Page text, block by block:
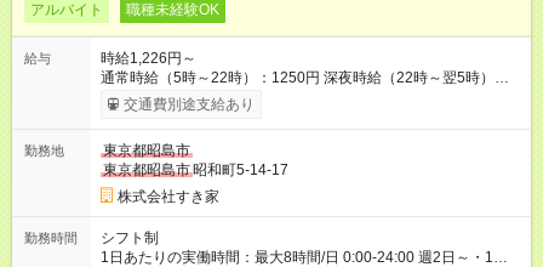
アルバイト 職種未経験OK
給与
時給1,226円～
通常時給（5時～22時）：1250円 深夜時給（22時～翌5時）：
1563円 高校生時給：1226円 【特別手当】早朝手当（5：00-9：
00）時給+150円 【試用期間】試用期間あり 試用期間の長さ：1
30日（※条件変更なし）ですが、切り上げで一ヶ月とさせてい
ただきます。 研修制度あり：15時間(研修中も同時給）
交通費別途支給あり
勤務地
東京都昭島市
東京都昭島市 昭和町5-14-17
株式会社すき家
勤務時間
シフト制
1日あたりの実働時間：最大8時間/日 0:00-24:00 週2日～・1日